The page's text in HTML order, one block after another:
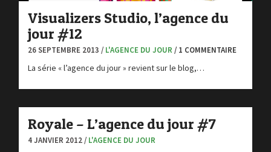
Visualizers Studio, l’agence du
jour #12
26 SEPTEMBRE 2013 / L'AGENCE DU JOUR / 1 COMMENTAIRE
La série « l’agence du jour » revient sur le blog,…
Royale – L’agence du jour #7
4 JANVIER 2012 / L'AGENCE DU JOUR